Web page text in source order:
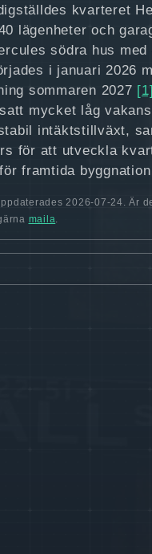
kvarteret
lägenheter och
södra hus med
i januari 2026
sommaren 2027 [1]
mycket låg
intäktstillväxt,
för att utveckla
framtida byggnation
2026-07-24. Är
maila.